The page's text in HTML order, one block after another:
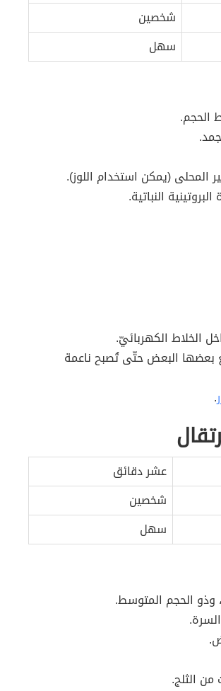
شخصين
سهل
الحجم.
المحلى (يمكن استخدام اللوز).
النباتية.
الخلاط الكهربائيّ.
بعضها البعض حتّى تُصبح ناعمة
.
عشر دقائق
شخصين
سهل
وذو الحجم المتوسط.
الثلج.